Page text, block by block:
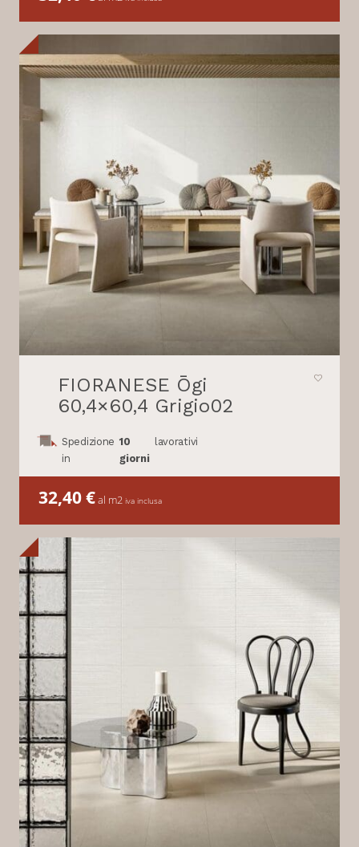
FIORANESE Ōgi
60,4×60,4 Grigio02
Spedizione
in
10
giorni
lavorativi
32,40€al m2 iva inclusa